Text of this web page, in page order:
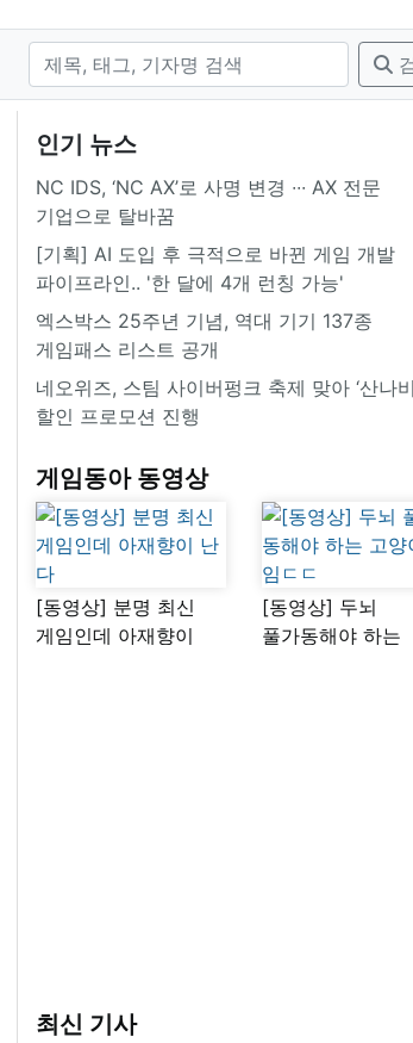
인기 뉴스
NC IDS, ‘NC AX’로 사명 변경 ∙∙∙ AX 전문
기업으로 탈바꿈
[기획] AI 도입 후 극적으로 바뀐 게임 개발
파이프라인.. '한 달에 4개 런칭 가능'
엑스박스 25주년 기념, 역대 기기 137종
게임패스 리스트 공개
네오위즈, 스팀 사이버펑크 축제 맞아 ‘산나
할인 프로모션 진행
게임동아 동영상
[동영상] 분명 최신
게임인데 아재향이
[동영상] 두뇌
풀가동해야 하는
최신 기사